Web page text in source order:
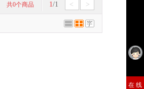
1/1 < >
共0个商品
在 线